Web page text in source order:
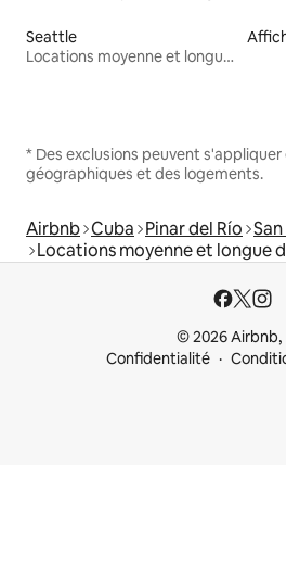
Seattle
Locations moyenne et longue durée
* Des exclusions peuvent
géographiques et des logements.
Airbnb Cuba Pinar del Río
Locations moyenne et longue
© 2026 Airbnb,
Confidentialité